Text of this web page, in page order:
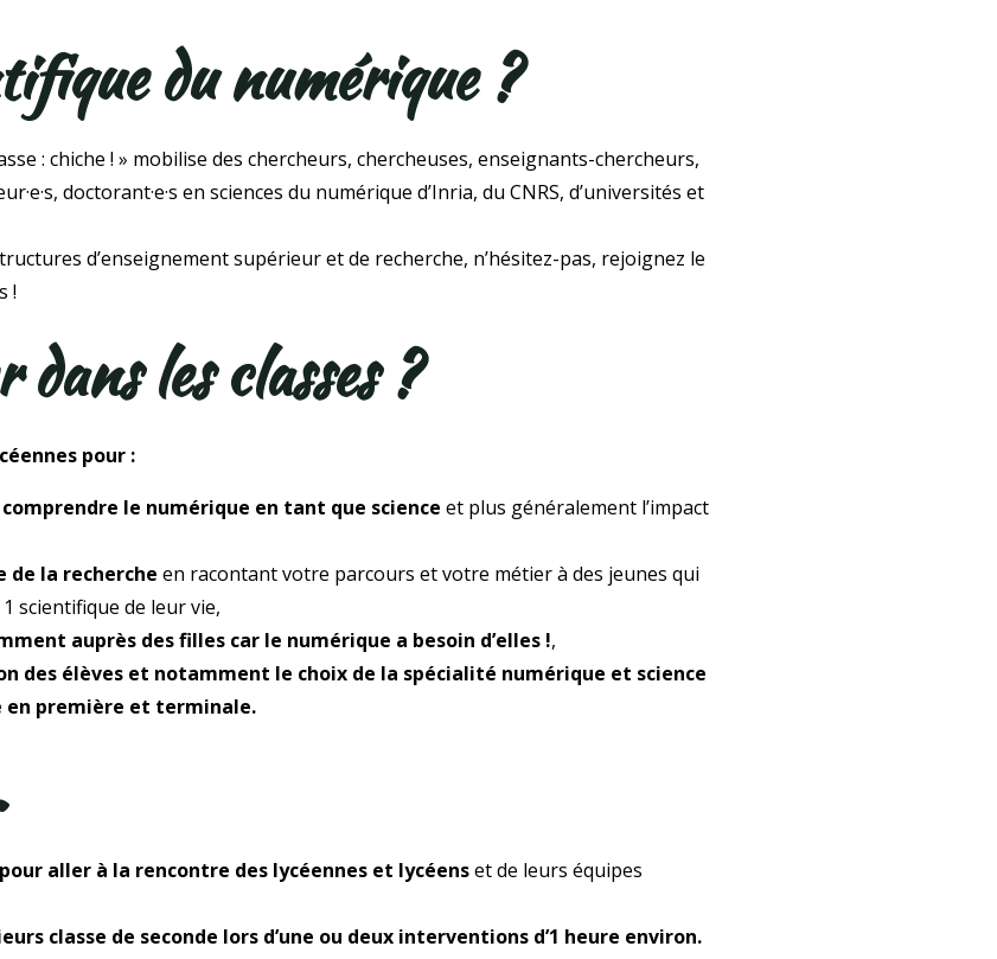
du numérique ?
: chiche ! » mobilise des chercheurs, chercheuses, enseignants-chercheurs,
doctorant·e·s en sciences du numérique d’Inria, du CNRS, d’universités et
d’enseignement supérieur et de recherche, n’hésitez-pas, rejoignez le
!
les classes ?
pour :
le numérique en tant que science et plus généralement l’impact
de la recherche en racontant votre parcours et votre métier à des jeunes qui
scientifique de leur vie,
auprès des filles car le numérique a besoin d’elles !,
des élèves et notamment le choix de la spécialité numérique et science
en première et terminale.
aller à la rencontre des lycéennes et lycéenset de leurs équipes
classe de seconde lors d’une ou deux interventions d’1 heure environ.